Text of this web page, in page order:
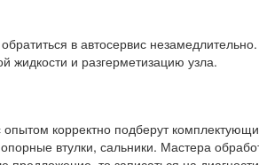
в автосервис незамедлительно.
жидкости и разгерметизацию узла.
корректно подберут
втулки, сальники. Мастера